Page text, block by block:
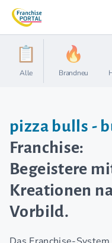
Alle Brandneu
pizza bulls -
Franchise:
Begeistere
Kreationen
Vorbild.